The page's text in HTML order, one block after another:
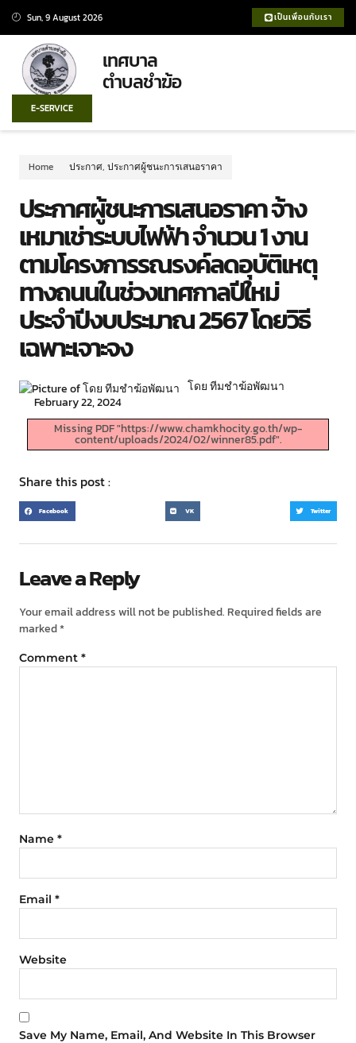
Sun, 9 August 2026 เป็นเพื่อนกับเรา
เทศบาล
ตำบลชำฆ้อ
E-SERVICE
Home ประกาศ, ประกาศผู้ชนะการเสนอราคา
ประกาศผู้ชนะการเสนอราคา จ้าง
เหมาเช่าระบบไฟฟ้า จำนวน 1 งาน
ตามโครงการรณรงค์ลดอุบัติเหตุ
ทางถนนในช่วงเทศกาลปีใหม่
ประจำปีงบประมาณ 2567 โดยวิธี
เฉพาะเจาะจง
โดย ทีมชำฆ้อพัฒนา
February 22, 2024
Missing PDF "https://www.chamkhocity.go.th/wp-
content/uploads/2024/02/winner85.pdf".
Share this post :
Facebook VK Twitter
Leave a Reply
Your email address will not be published. Required fields are
marked*
Comment *
Name *
Email *
Website
Save My Name, Email, And Website In This Browser